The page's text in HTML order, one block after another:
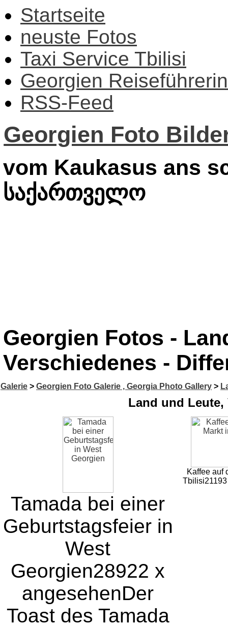
Startseite
neuste Fotos
Taxi Service Tbilisi
Georgien Reiseführerin
RSS-Feed
Georgien Foto
vom Kaukasus ans
საქართველო
Georgien Fotos -
Verschiedenes -
Galerie > Georgien Foto Galerie , Georgia Photo Gallery >
Land und Leute,
Tamada bei einer
Geburtstagsfeier in
West
Georgien28922 x
angesehenDer
Toast des Tamada
Kaffee auf
Tbilisi